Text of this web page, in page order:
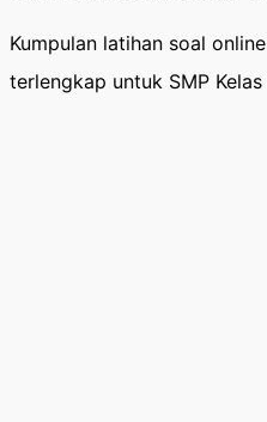
Kumpulan latihan soal
terlengkap untuk SMP